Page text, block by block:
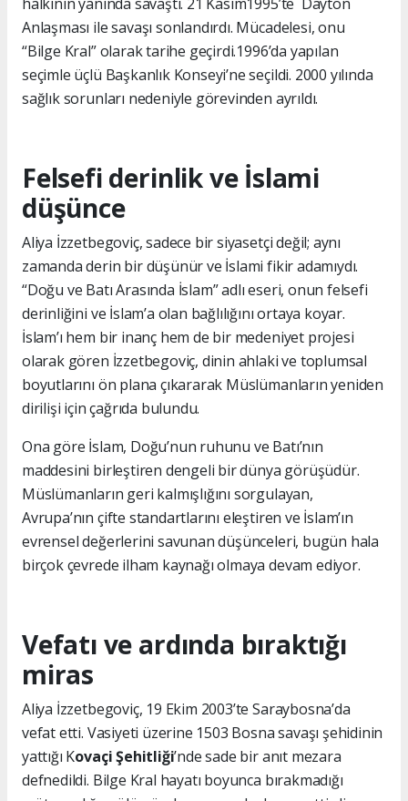
Anlaşması ile savaşı sonlandırdı. Mücadelesi, onu
“Bilge Kral” olarak tarihe geçirdi.1996’da yapılan
seçimle üçlü Başkanlık Konseyi’ne seçildi. 2000 yılında
sağlık sorunları nedeniyle görevinden ayrıldı.
Felsefi derinlik ve İslami
düşünce
Aliya İzzetbegoviç, sadece bir siyasetçi değil; aynı
zamanda derin bir düşünür ve İslami fikir adamıydı.
“Doğu ve Batı Arasında İslam” adlı eseri, onun felsefi
derinliğini ve İslam’a olan bağlılığını ortaya koyar.
İslam’ı hem bir inanç hem de bir medeniyet projesi
olarak gören İzzetbegoviç, dinin ahlaki ve toplumsal
boyutlarını ön plana çıkararak Müslümanların yeniden
dirilişi için çağrıda bulundu.
Ona göre İslam, Doğu’nun ruhunu ve Batı’nın
maddesini birleştiren dengeli bir dünya görüşüdür.
Müslümanların geri kalmışlığını sorgulayan,
Avrupa’nın çifte standartlarını eleştiren ve İslam’ın
evrensel değerlerini savunan düşünceleri, bugün hala
birçok çevrede ilham kaynağı olmaya devam ediyor.
Vefatı ve ardında bıraktığı
miras
Aliya İzzetbegoviç, 19 Ekim 2003’te Saraybosna’da
vefat etti. Vasiyeti üzerine 1503 Bosna savaşı şehidinin
yattığı Kovaçi Şehitliği’nde sade bir anıt mezara
defnedildi. Bilge Kral hayatı boyunca bırakmadığı